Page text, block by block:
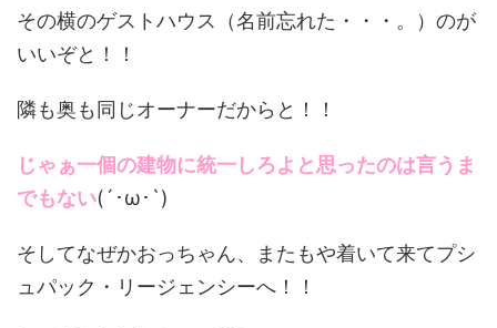
その横のゲストハウス（名前忘れた・・・。）のが
いいぞと！！
隣も奥も同じオーナーだからと！！
じゃぁ一個の建物に統一しろよと思ったのは言うま
でもない(´･ω･`)
そしてなぜかおっちゃん、またもや着いて来てプシ
ュパック・リージェンシーへ！！